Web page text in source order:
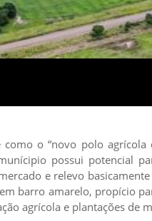
o “novo polo agrícola
possui potencial
e relevo
barro amarelo, propício
agrícola e plantações de